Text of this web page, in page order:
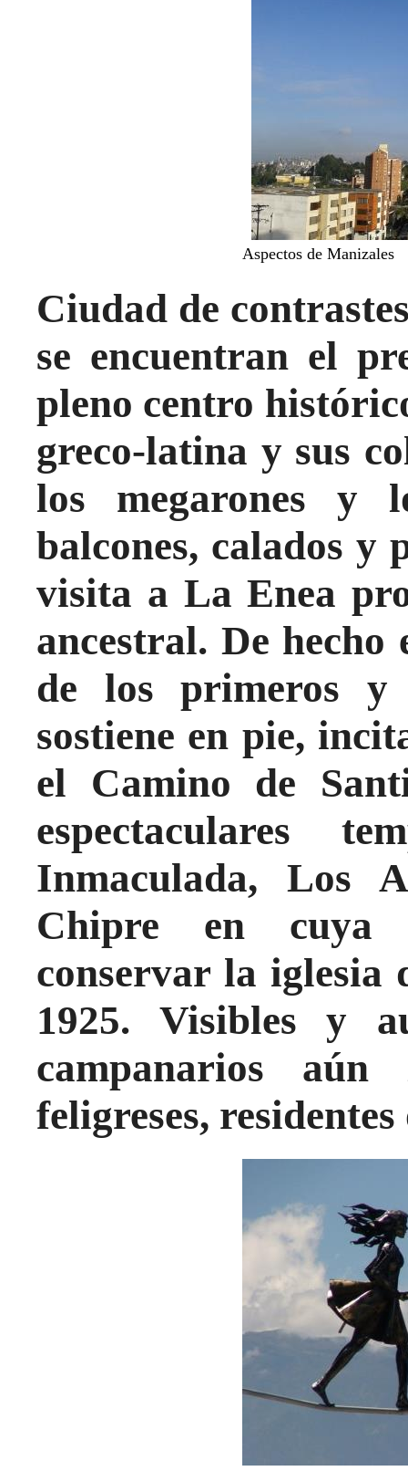
Aspectos de Manizales
Ciudad de
se encuentran el
pleno centro
greco-latina y sus
los megarones y
balcones, calados y
visita a La Enea
ancestral. De
de los primeros y
sostiene en pie,
el Camino de
espectaculares
Inmaculada, Los
Chipre en cuya
conservar la iglesia
1925. Visibles y
campanarios
feligreses,